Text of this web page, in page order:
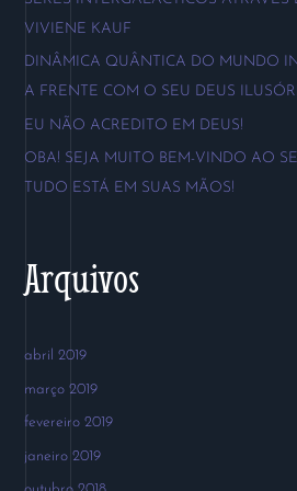
s
o
r
VIVIENE KAUF
DINÂMICA QUÂNTICA DO MUNDO
A FRENTE COM O SEU DEUS
EU NÃO ACREDITO EM DEUS!
OBA! SEJA MUITO BEM-VINDO AO
TUDO ESTÁ EM SUAS MÃOS!
Arquivos
abril 2019
março 2019
fevereiro 2019
janeiro 2019